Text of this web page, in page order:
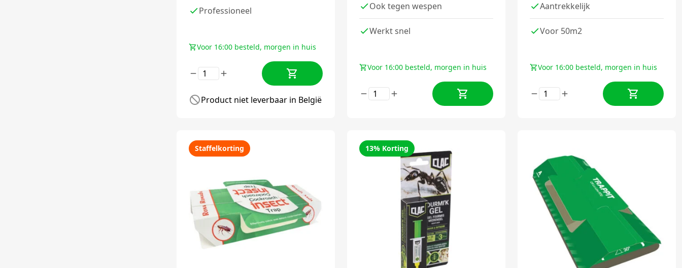
Professioneel
Voor 16:00 besteld, morgen in huis
Product niet leverbaar in België
Ook tegen wespen
Werkt snel
Voor 16:00 besteld, morgen in huis
Aantrekkelijk
Voor 50m2
Voor 16:00 besteld, morgen in huis
Staffelkorting 13% Korting